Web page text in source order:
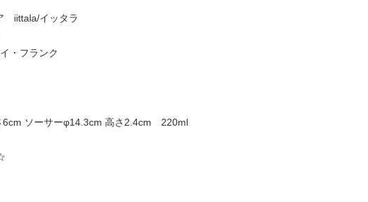
iittala/イッタラ
・フランク
6cm ソーサーφ14.3cm 高さ2.4cm 220ml